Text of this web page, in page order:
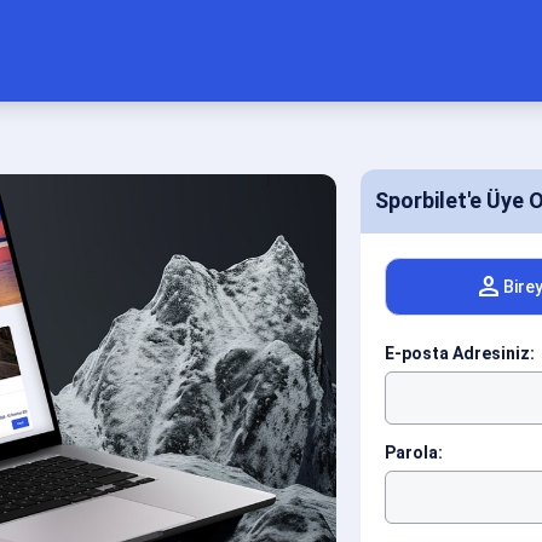
Sporbilet'e Üye
person
E-posta Adresiniz:
Parola: